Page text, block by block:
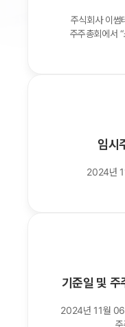
주식회사 이썸테크 2024년 11월
임시
2024년
기준일 및 주
2024년 11월 06